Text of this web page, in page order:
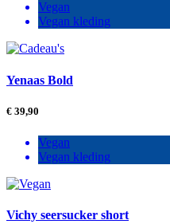
Vegan
Vegan kleding
Yenaas Bold
€ 39,90
Vegan
Vegan kleding
Vichy seersucker short